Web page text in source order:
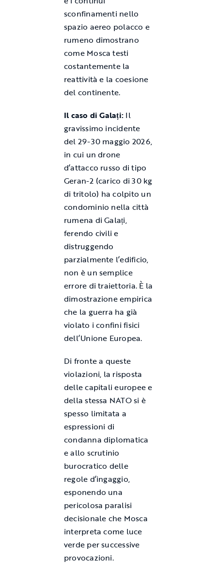
sconfinamenti nello
spazio aereo polacco e
rumeno dimostrano
come Mosca testi
costantemente la
reattività e la coesione
del continente.
Il caso di Galați: Il
gravissimo incidente
del 29-30 maggio 2026,
in cui un drone
d’attacco russo di tipo
Geran-2 (carico di 30 kg
di tritolo) ha colpito un
condominio nella città
rumena di Galați,
ferendo civili e
distruggendo
parzialmente l’edificio,
non è un semplice
errore di traiettoria. È la
dimostrazione empirica
che la guerra ha già
violato i confini fisici
dell’Unione Europea.
Di fronte a queste
violazioni, la risposta
delle capitali europee e
della stessa NATO si è
spesso limitata a
espressioni di
condanna diplomatica
e allo scrutinio
burocratico delle
regole d’ingaggio,
esponendo una
pericolosa paralisi
decisionale che Mosca
interpreta come luce
verde per successive
provocazioni.